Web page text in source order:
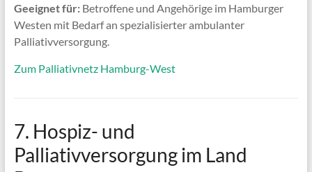
Geeignet für:Betroffene und Angehörige im Hamburger
Westen mit Bedarf an spezialisierter ambulanter
Palliativversorgung.
Zum Palliativnetz Hamburg-West
7. Hospiz- und
Palliativversorgung im Land